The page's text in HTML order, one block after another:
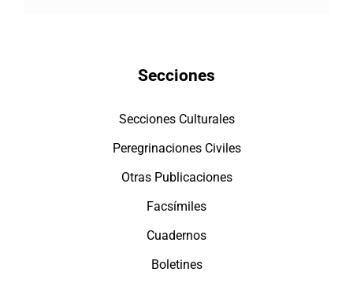
Secciones
Secciones Culturales
Peregrinaciones Civiles
Otras Publicaciones
Facsímiles
Cuadernos
Boletines